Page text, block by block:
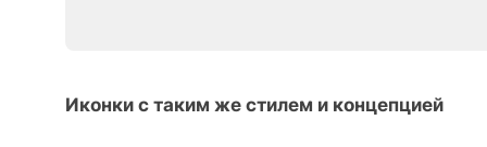
Иконки с таким же стилем и концепцией